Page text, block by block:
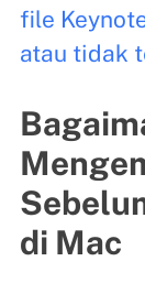
file
atau tidak
di Mac